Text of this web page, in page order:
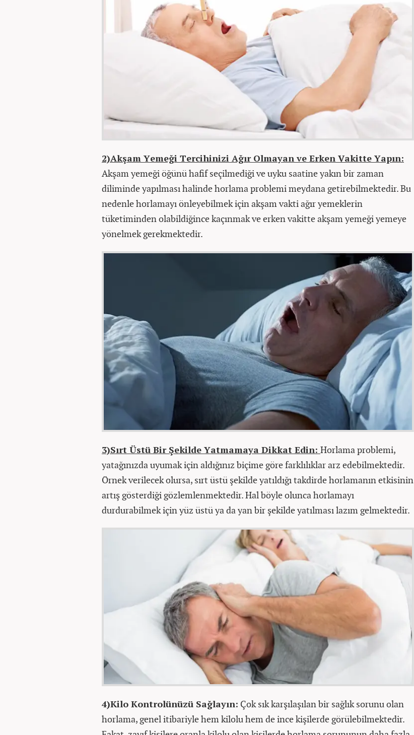
2)Akşam Yemeği Tercihinizi Ağır Olmayan ve Erken Vakitte Yapın:
Akşam yemeği öğünü hafif seçilmediği ve uyku saatine yakın bir zaman
diliminde yapılması halinde horlama problemi meydana getirebilmektedir. Bu
nedenle horlamayı önleyebilmek için akşam vakti ağır yemeklerin
tüketiminden olabildiğince kaçınmak ve erken vakitte akşam yemeği yemeye
yönelmek gerekmektedir.
3)Sırt Üstü Bir Şekilde Yatmamaya Dikkat Edin: Horlama problemi,
yatağınızda uyumak için aldığınız biçime göre farklılıklar arz edebilmektedir.
Örnek verilecek olursa, sırt üstü şekilde yatıldığı takdirde horlamanın etkisinin
artış gösterdiği gözlemlenmektedir. Hal böyle olunca horlamayı
durdurabilmek için yüz üstü ya da yan bir şekilde yatılması lazım gelmektedir.
4)Kilo Kontrolünüzü Sağlayın: Çok sık karşılaşılan bir sağlık sorunu olan
horlama, genel itibariyle hem kilolu hem de ince kişilerde görülebilmektedir.